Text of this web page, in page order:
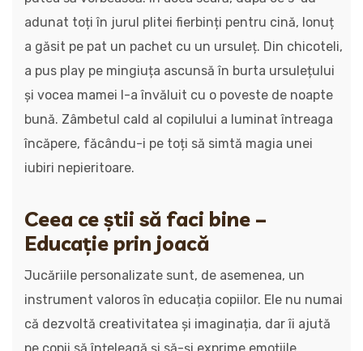
adunat toți în jurul plitei fierbinți pentru cină, Ionuț
a găsit pe pat un pachet cu un ursuleț. Din chicoteli,
a pus play pe mingiuța ascunsă în burta ursulețului
și vocea mamei l-a învăluit cu o poveste de noapte
bună. Zâmbetul cald al copilului a luminat întreaga
încăpere, făcându-i pe toți să simtă magia unei
iubiri nepieritoare.
Ceea ce știi să faci bine –
Educație prin joacă
Jucăriile personalizate sunt, de asemenea, un
instrument valoros în educația copiilor. Ele nu numai
că dezvoltă creativitatea și imaginația, dar îi ajută